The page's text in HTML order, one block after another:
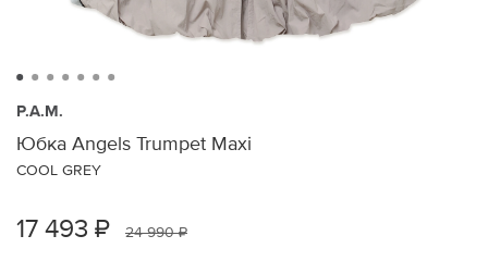
P.A.M.
Юбка Angels Trumpet Maxi
COOL GREY
17 493 ₽ 24 990 ₽